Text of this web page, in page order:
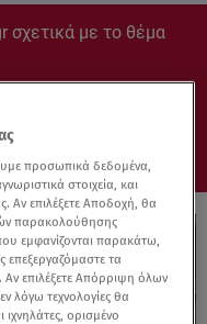
σχετικά με το θέμα
προσωπικά δεδομένα,
στοιχεία, και
επιλέξετε Αποδοχή, θα
παρακολούθησης
εμφανίζονται παρακάτω,
επεξεργαζόμαστε τα
επιλέξετε Απόρριψη όλων
λόγω τεχνολογίες θα
ορισμένο